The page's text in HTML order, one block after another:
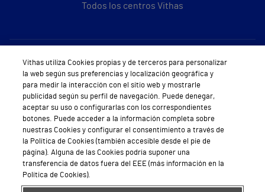
Todos los centros Vithas
Sobre Vithas
Quiénes somos
Trabajar en Vithas
Teléfono Cita Médica
Teléfono Atención al Cliente
Política de seguridad y salud en el trabajo
Vithas utiliza Cookies propias y de terceros para personalizar
la web según sus preferencias y localización geográfica y
para medir la interacción con el sitio web y mostrarle
publicidad según su perfil de navegación. Puede denegar,
aceptar su uso o configurarlas con los correspondientes
botones. Puede acceder a la información completa sobre
nuestras Cookies y configurar el consentimiento a través de
la Política de Cookies (también accesible desde el pie de
página). Alguna de las Cookies podría suponer una
transferencia de datos fuera del EEE (más información en la
Política de Cookies).